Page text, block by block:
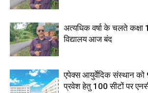
अत्यधिक वर्षा के चलते
विद्यालय आज बंद
एपेक्स आयुर्वेदिक संस्थान को
प्रवेश हेतु 100 सीटों पर